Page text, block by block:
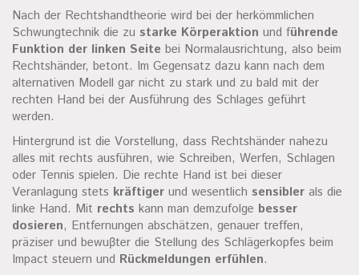
Nach der Rechtshandtheorie wird bei der herkömmlichen
Schwungtechnik die zu starke Körperaktion und führende
Funktion der linken Seite bei Normalausrichtung, also beim
Rechtshänder, betont. Im Gegensatz dazu kann nach dem
alternativen Modell gar nicht zu stark und zu bald mit der
rechten Hand bei der Ausführung des Schlages geführt
werden.
Hintergrund ist die Vorstellung, dass Rechtshänder nahezu
alles mit rechts ausführen, wie Schreiben, Werfen, Schlagen
oder Tennis spielen. Die rechte Hand ist bei dieser
Veranlagung stets kräftiger und wesentlich sensibler als die
linke Hand. Mit rechts kann man demzufolge besser
dosieren, Entfernungen abschätzen, genauer treffen,
präziser und bewuβter die Stellung des Schlägerkopfes beim
Impact steuern und Rückmeldungen erfühlen.